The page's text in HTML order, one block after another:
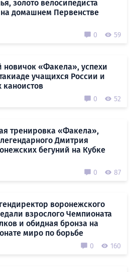
золото велосипедиста
домашнем Первенстве
0 59
«Факела», успехи
учащихся России и
0 52
тренировка «Факела»,
Дмитрия
бегуний на Кубке
0 87
воронежского
взрослого Чемпионата
и обидная бронза на
миро по борьбе
0 160